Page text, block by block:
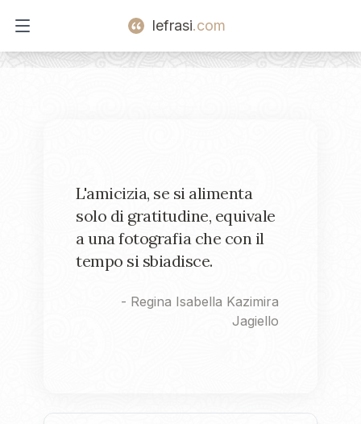
Open main menu
lefrasi.com
L'amicizia, se si alimenta
solo di gratitudine, equivale
a una fotografia che con il
tempo si sbiadisce.
- Regina Isabella Kazimira
Jagiello